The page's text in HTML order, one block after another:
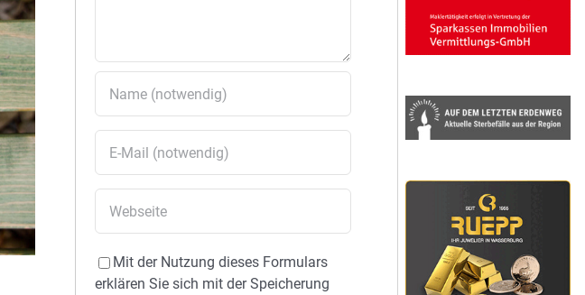
Mit der Nutzung dieses Formulars
erklären Sie sich mit der Speicherung